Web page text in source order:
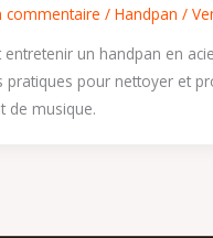
commentaire / Handpan /
un handpan en
pratiques pour nettoyer et
de musique.